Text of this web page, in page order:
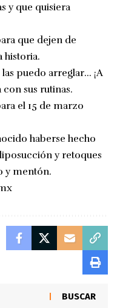
y que quisiera
que dejen de
historia.
puedo arreglar… ¡A
sus rutinas.
el 15 de marzo
haberse hecho
y retoques
y mentón.
BUSCAR